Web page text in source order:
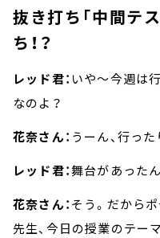
抜き打ち「中間テ
ち！？
レッド君： いや～今週は
なのよ？
花奈さん： うーん、行った
レッド君：舞台があった
花奈さん：そう。だから
先生、今日の授業のテー